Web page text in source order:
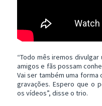
“Todo mês iremos
amigos e fãs possam
Vai ser também uma
gravações. Espero que o
os vídeos”, disse o trio.